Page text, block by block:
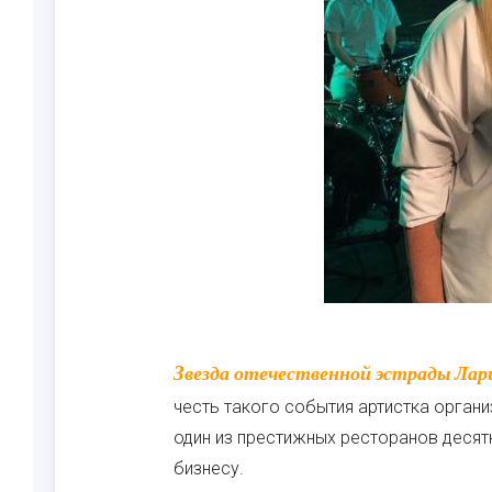
Звезда отечественной эстрады Лариса Долина отпраздновала 65-летний юбилей. В
честь такого события артистка
один из престижных ресторанов
бизнесу.